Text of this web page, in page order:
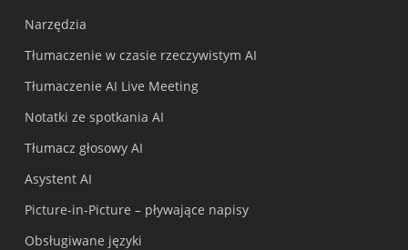
Narzędzia
Tłumaczenie w czasie rzeczywistym AI
Tłumaczenie AI Live Meeting
Notatki ze spotkania AI
Tłumacz głosowy AI
Asystent AI
Picture-in-Picture – pływające napisy
Obsługiwane języki
Tiếng Việt